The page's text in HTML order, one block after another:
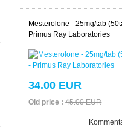
Mesterolone - 25mg/tab
Primus Ray Laboratories
34.00 EUR
Old price : 45.00 EUR